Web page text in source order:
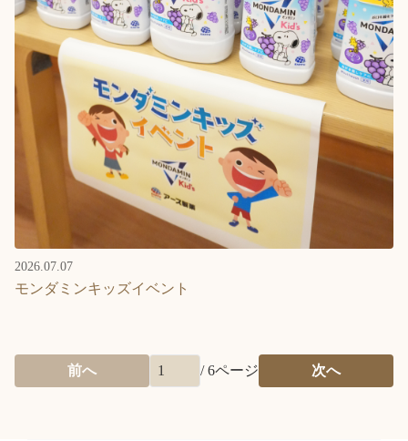
2026.07.07
モンダミンキッズイベント
前へ /6ページ 次へ